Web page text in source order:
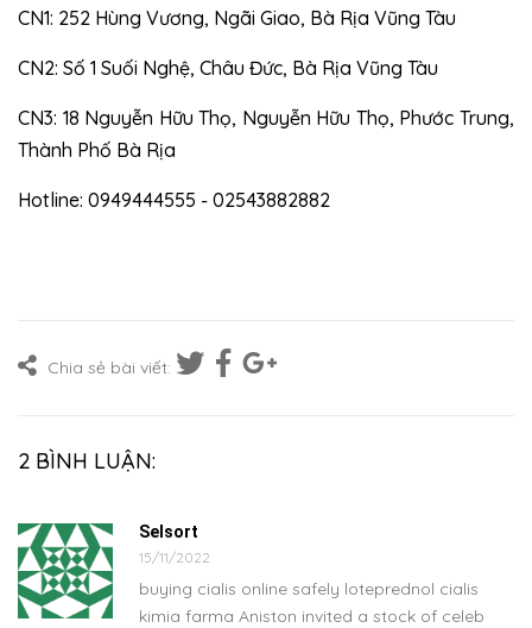
CN1: 252 Hùng Vương, Ngãi Giao, Bà Rịa Vũng Tàu
CN2: Số 1 Suối Nghệ, Châu Đức, Bà Rịa Vũng Tàu
CN3: 18 Nguyễn Hữu Thọ, Nguyễn Hữu Thọ, Phước Trung,
Thành Phố Bà Rịa
Hotline: 0949444555 - 02543882882
Chia sẻ bài viết:
2 BÌNH LUẬN:
Selsort
15/11/2022
buying cialis online safely loteprednol cialis
kimia farma Aniston invited a stock of celeb